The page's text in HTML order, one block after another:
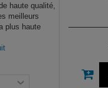
haute qualité,
meilleurs
plus haute